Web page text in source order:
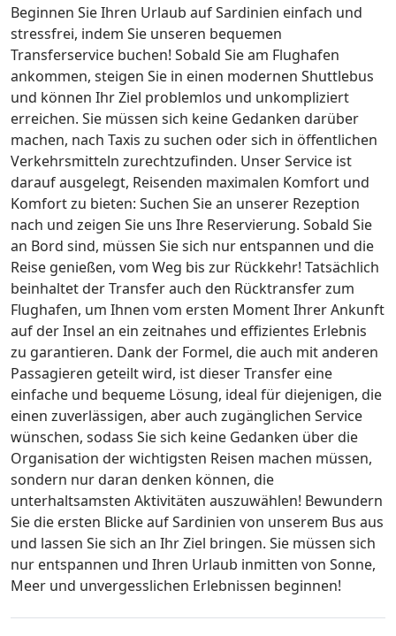
Beginnen Sie Ihren Urlaub auf Sardinien einfach und
stressfrei, indem Sie unseren bequemen
Transferservice buchen! Sobald Sie am Flughafen
ankommen, steigen Sie in einen modernen Shuttlebus
und können Ihr Ziel problemlos und unkompliziert
erreichen. Sie müssen sich keine Gedanken darüber
machen, nach Taxis zu suchen oder sich in öffentlichen
Verkehrsmitteln zurechtzufinden. Unser Service ist
darauf ausgelegt, Reisenden maximalen Komfort und
Komfort zu bieten: Suchen Sie an unserer Rezeption
nach und zeigen Sie uns Ihre Reservierung. Sobald Sie
an Bord sind, müssen Sie sich nur entspannen und die
Reise genießen, vom Weg bis zur Rückkehr! Tatsächlich
beinhaltet der Transfer auch den Rücktransfer zum
Flughafen, um Ihnen vom ersten Moment Ihrer Ankunft
auf der Insel an ein zeitnahes und effizientes Erlebnis
zu garantieren. Dank der Formel, die auch mit anderen
Passagieren geteilt wird, ist dieser Transfer eine
einfache und bequeme Lösung, ideal für diejenigen, die
einen zuverlässigen, aber auch zugänglichen Service
wünschen, sodass Sie sich keine Gedanken über die
Organisation der wichtigsten Reisen machen müssen,
sondern nur daran denken können, die
unterhaltsamsten Aktivitäten auszuwählen! Bewundern
Sie die ersten Blicke auf Sardinien von unserem Bus aus
und lassen Sie sich an Ihr Ziel bringen. Sie müssen sich
nur entspannen und Ihren Urlaub inmitten von Sonne,
Meer und unvergesslichen Erlebnissen beginnen!